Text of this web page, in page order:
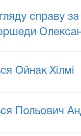
справу
Ойнак Хілмі
Польович